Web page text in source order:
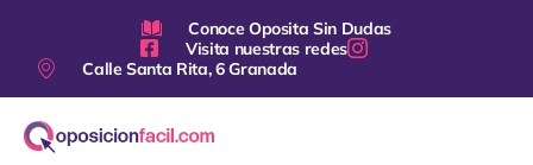
Conoce Oposita Sin Dudas
Visita nuestras redes
Calle Santa Rita, 6 Granada